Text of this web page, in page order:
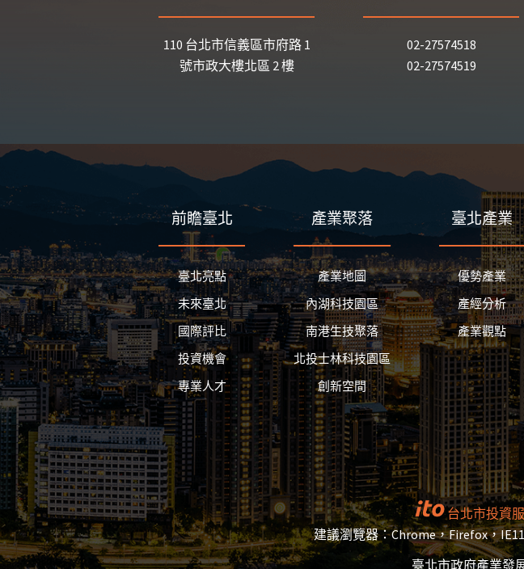
110 台北市信義區市府路 1
號市政大樓北區 2 樓
02-27574518
02-27574519
前瞻臺北
臺北亮點
未來臺北
國際評比
投資機會
專業人才
產業聚落
產業地圖
內湖科技園區
南港生技聚落
北投士林科技園區
創新空間
臺北產業
優勢產業
產經分析
產業觀點
台北市投資
建議瀏覽器：Chrome，Firefox，
臺北市政府產業發